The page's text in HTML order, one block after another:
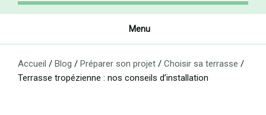
Menu
Accueil / Blog / Préparer son projet / Choisir sa terrasse /
Terrasse tropézienne : nos conseils d’installation